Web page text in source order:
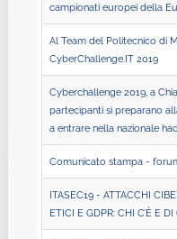
campionati europei della
Al Team del Politecnico di
CyberChallenge.IT 2019
Cyberchallenge 2019, a
partecipanti si preparano
a entrare nella nazionale
Comunicato stampa -
ITASEC19 - ATTACCHI
ETICI E GDPR: CHI C’È E